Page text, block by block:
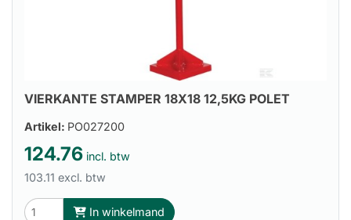
VIERKANTE STAMPER 18X18 12,5KG POLET
Artikel: PO027200
124.76 incl. btw
103.11 excl. btw
In winkelmand